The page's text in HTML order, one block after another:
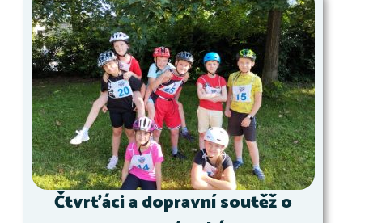
Čtvrťáci a dopravní soutěž o